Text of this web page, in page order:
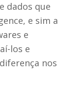
dados que
e sim a
e
los e
nos